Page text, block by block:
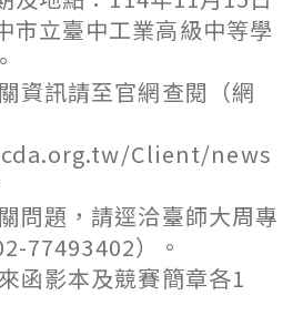
市立臺中工業高級中等學
資訊請至官網查閱（網
Client/news
問題，請逕洽臺師大周專
77493402）。
函影本及競賽簡章各1